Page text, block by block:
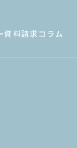
資料請求コラム